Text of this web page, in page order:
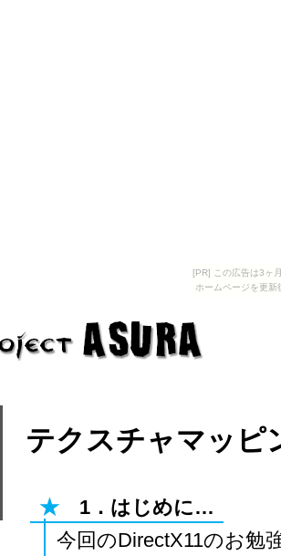
[PR] この広告は3ヶ
ホームページを更
テクスチャマッピ
★ 1．はじめに…
今回のDirectX11のお勉